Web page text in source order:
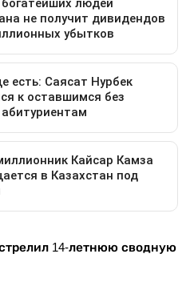
14-летнюю сводную